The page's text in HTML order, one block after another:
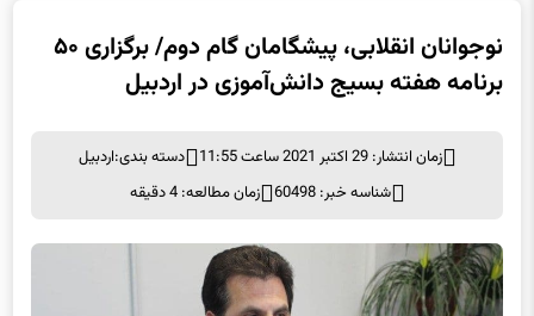
برنامه هفته بسیج دانش‌آموزی در اردبیل
شناسه خبر: 60498
زمان مطالعه: 4 دقیقه